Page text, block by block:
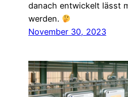
danach entwickelt lässt
werden.
November 30, 2023